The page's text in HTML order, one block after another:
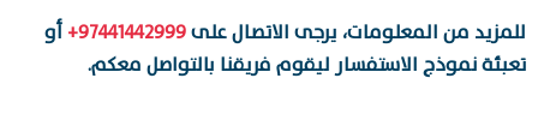
للمزيد من المعلومات، يرجى الاتصال على97441442999+ أو
تعبئة نموذج الاستفسار ليقوم فريقنا بالتواصل معكم.